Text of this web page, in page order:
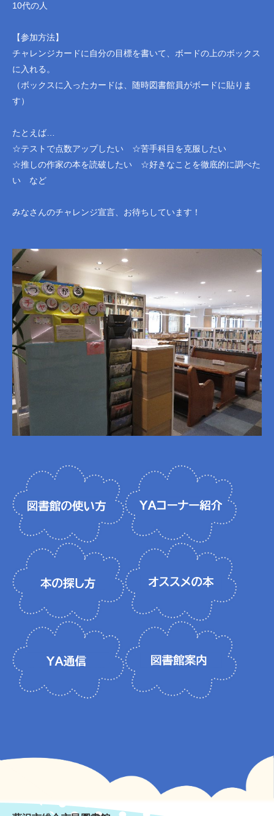
10代の人
【参加方法】
チャレンジカードに自分の目標を書いて、ボードの上のボックス
に入れる。
（ボックスに入ったカードは、随時図書館員がボードに貼りま
す）
たとえば…
☆テストで点数アップしたい ☆苦手科目を克服したい
☆推しの作家の本を読破したい ☆好きなことを徹底的に調べた
い など
みなさんのチャレンジ宣言、お待ちしています！